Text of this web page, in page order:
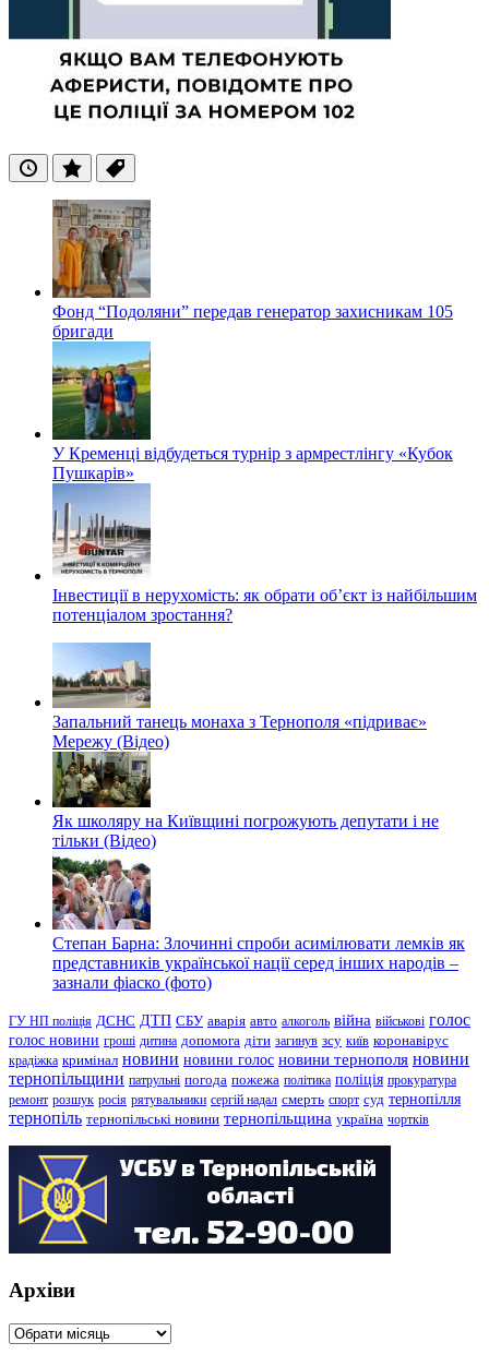
ОстанніПопулярні
Теги
Фонд “Подоляни” передав генератор захисникам 105
бригади
У Кременці відбудеться турнір з армрестлінгу «Кубок
Пушкарів»
Інвестиції в нерухомість: як обрати об’єкт із найбільшим
потенціалом зростання?
Запальний танець монаха з Тернополя «підриває»
Мережу (Відео)
Як школяру на Київщині погрожують депутати і не
тільки (Відео)
Степан Барна: Злочинні спроби асимілювати лемків як
представників української нації серед інших народів –
зазнали фіаско (фото)
ГУ НП поліція ДСНС ДТП СБУ аварія авто алкоголь війна військові голос
голос новини гроші дитина допомога діти загинув зсу київ коронавірус
крадіжка кримінал новини новини голос новини тернополя новини
тернопільщини патрульні погода пожежа політика поліція прокуратура
ремонт розшук росія рятувальники сергій надал смерть спорт суд тернопілля
тернопіль тернопільські новини тернопільщина україна чортків
Архіви
Архіви